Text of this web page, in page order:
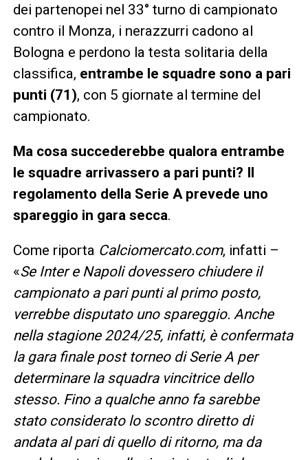
dei partenopei nel 33° turno di campionato
contro il Monza, i nerazzurri cadono al
Bologna e perdono la testa solitaria della
classifica, entrambe le squadre sono a pari
punti (71), con 5 giornate al termine del
campionato.
Ma cosa succederebbe qualora entrambe
le squadre arrivassero a pari punti? Il
regolamento della Serie A prevede uno
spareggio in gara secca.
Come riporta Calciomercato.com, infatti –
«Se Inter e Napoli dovessero chiudere il
campionato a pari punti al primo posto,
verrebbe disputato uno spareggio. Anche
nella stagione 2024/25, infatti, è confermata
la gara finale post torneo di Serie A per
determinare la squadra vincitrice dello
stesso. Fino a qualche anno fa sarebbe
stato considerato lo scontro diretto di
andata al pari di quello di ritorno, ma da